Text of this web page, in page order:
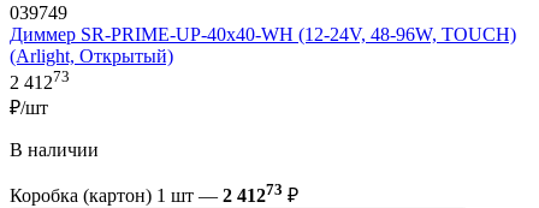
039749
Диммер SR-PRIME-UP-40x40-WH (12-24V, 48-96W, TOUCH)
(Arlight, Открытый)
2 41273
₽/шт
В наличии
Коробка (картон) 1 шт — 2 41273 ₽